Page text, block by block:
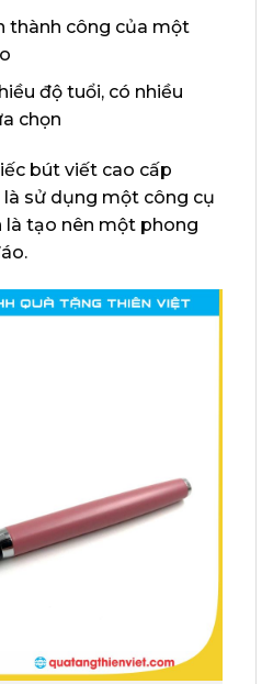
thành công của một
độ tuổi, có nhiều
chọn
bút viết cao cấp
sử dụng một công cụ
là tạo nên một phong